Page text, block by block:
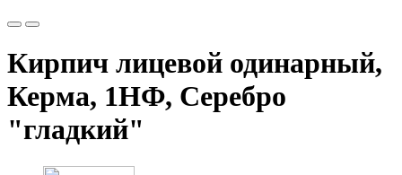
Кирпич лицевой одинарный,
Керма, 1НФ, Серебро
"гладкий"